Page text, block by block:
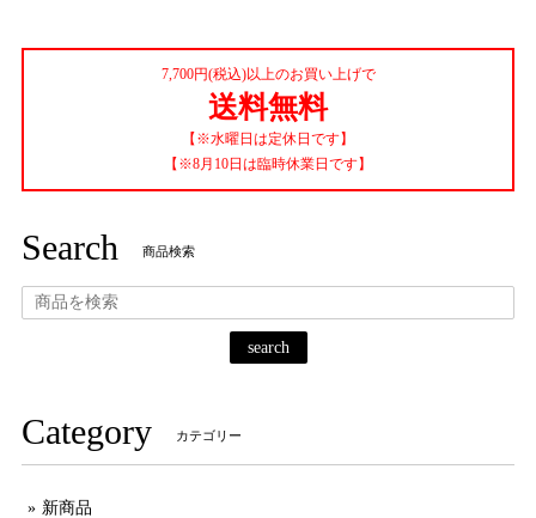
7,700円(税込)以上のお買い上げで
送料無料
【※水曜日は定休日です】
【※8月10日は臨時休業日です】
Search 商品検索
search
Category カテゴリー
新商品